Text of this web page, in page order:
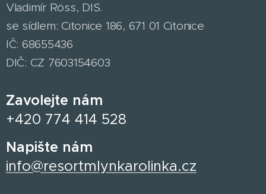
Vladimír Röss, DIS.
se sídlem: Citonice 186, 671 01 Citonice
IČ: 68655436
DIČ: CZ 7603154603
Zavolejte nám
+420 774 414 528
Napište nám
info@resortmlynkarolinka.cz